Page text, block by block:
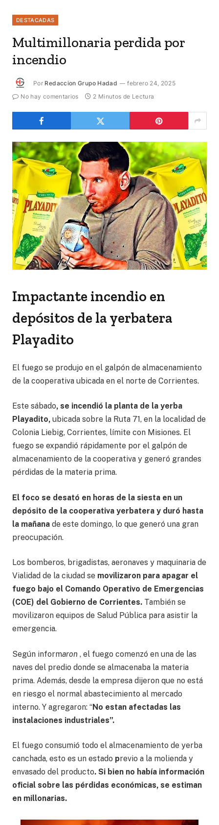
DESTACADAS
Multimillonaria perdida por
incendio
Por Redaccion Grupo Hadad
febrero 24, 2025
No hay comentarios
2 Minutos de Lectura
Impactante incendio en
depósitos de la yerbatera
Playadito
El fuego se produjo en el galpón de almacenamiento
de la cooperativa ubicada en el norte de Corrientes.
Este sábado, se incendió la planta de la yerba
Playadito, ubicada sobre la Ruta 71, en la localidad de
Colonia Liebig, Corrientes, límite con Misiones. El
fuego se expandió rápidamente por el galpón de
almacenamiento de la cooperativa y generó grandes
pérdidas de la materia prima.
El foco se desató en horas de la siesta en un
depósito de la cooperativa yerbatera y duró hasta
la mañana de este domingo, lo que generó una gran
preocupación.
Los bomberos, brigadistas, aeronaves y maquinaria de
Vialidad de la ciudad se movilizaron para apagar el
fuego bajo el Comando Operativo de Emergencias
(COE) del Gobierno de Corrientes. También se
movilizaron equipos de Salud Pública para asistir la
emergencia.
Según informaron , el fuego comenzó en una de las
naves del predio donde se almacenaba la materia
prima. Además, desde la empresa dijeron que no está
en riesgo el normal abastecimiento al mercado
interno. Y agregaron: “No estan afectadas las
instalaciones industriales”.
El fuego consumió todo el almacenamiento de yerba
canchada, esto es un estado previo a la molienda y
envasado del producto. Si bien no había información
oficial sobre las pérdidas económicas, se estiman
en millonarias.